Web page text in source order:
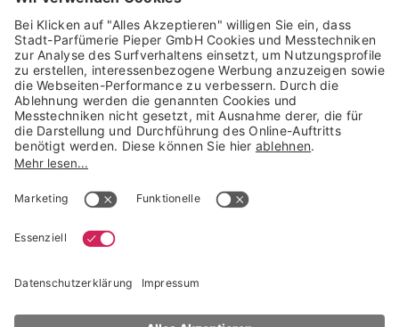
Trusted Shops Mitglied seit 2010
* unverbindliche Preisempfehlung der Verbundgruppe beauty alliance